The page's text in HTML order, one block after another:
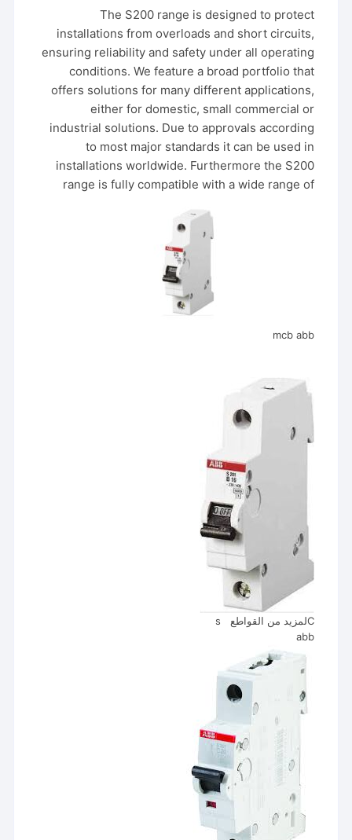
The S200 range is designed to protect
installations from overloads and short circuits,
ensuring reliability and safety under all operating
conditions. We feature a broad portfolio that
offers solutions for many different applications,
either for domestic, small commercial or
industrial solutions. Due to approvals according
to most major standards it can be used in
installations worldwide. Furthermore the S200
range is fully compatible with a wide range of
mcb abb
Cلمزيد من القواطع s
abb